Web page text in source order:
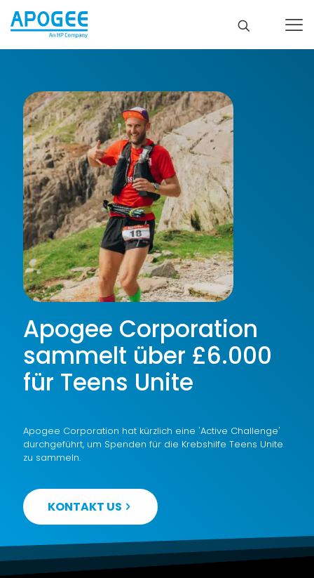
Apogee Corporation
sammelt über £6.000
für Teens Unite
Apogee Corporation hat kürzlich eine 'Active Challenge'
durchgeführt, um Spenden für die Krebshilfe Teens Unite
zu sammeln.
KONTAKT US